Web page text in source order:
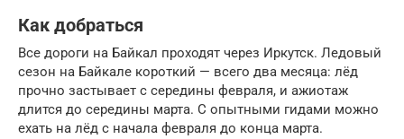
Как добраться
Все дороги на Байкал проходят через Иркутск. Ледовый
сезон на Байкале короткий — всего два месяца: лёд
прочно застывает с середины февраля, и ажиотаж
длится до середины марта. С опытными гидами можно
ехать на лёд с начала февраля до конца марта.